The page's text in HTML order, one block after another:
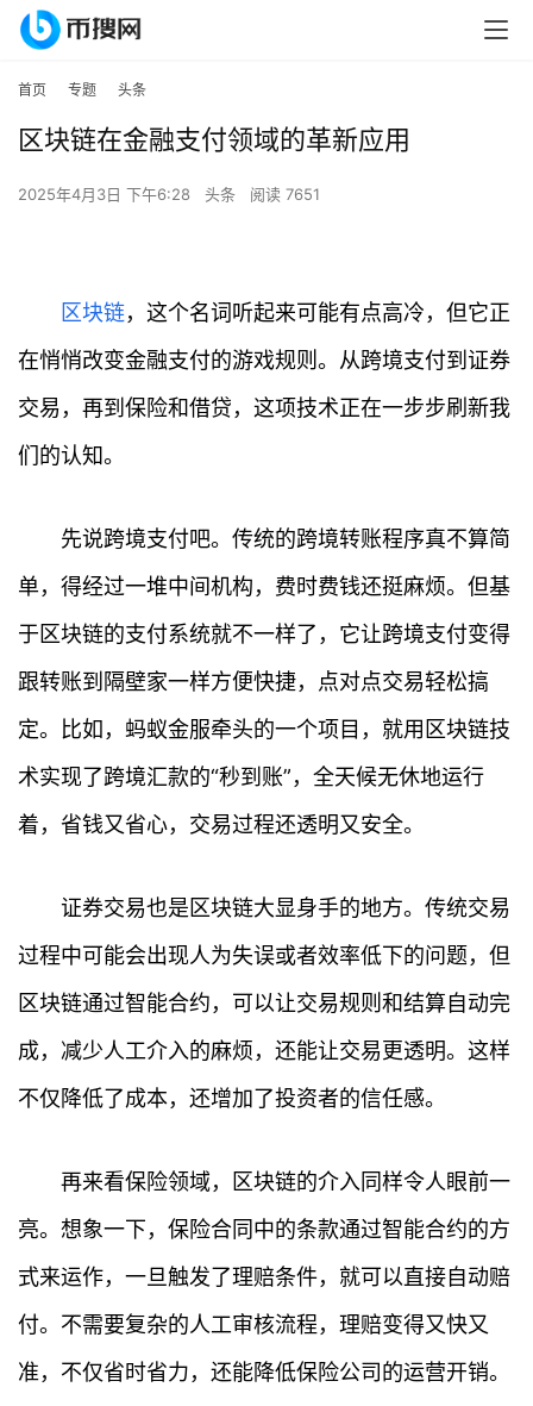
首页 专题 头条
区块链在金融支付领域的革新应用
2025年4月3日 下午6:28 头条 阅读 7651
区块链，这个名词听起来可能有点高冷，但它正
在悄悄改变金融支付的游戏规则。从跨境支付到证券
交易，再到保险和借贷，这项技术正在一步步刷新我
们的认知。
先说跨境支付吧。传统的跨境转账程序真不算简
单，得经过一堆中间机构，费时费钱还挺麻烦。但基
于区块链的支付系统就不一样了，它让跨境支付变得
跟转账到隔壁家一样方便快捷，点对点交易轻松搞
定。比如，蚂蚁金服牵头的一个项目，就用区块链技
术实现了跨境汇款的“秒到账”，全天候无休地运行
着，省钱又省心，交易过程还透明又安全。
证券交易也是区块链大显身手的地方。传统交易
过程中可能会出现人为失误或者效率低下的问题，但
区块链通过智能合约，可以让交易规则和结算自动完
成，减少人工介入的麻烦，还能让交易更透明。这样
不仅降低了成本，还增加了投资者的信任感。
再来看保险领域，区块链的介入同样令人眼前一
亮。想象一下，保险合同中的条款通过智能合约的方
式来运作，一旦触发了理赔条件，就可以直接自动赔
付。不需要复杂的人工审核流程，理赔变得又快又
准，不仅省时省力，还能降低保险公司的运营开销。